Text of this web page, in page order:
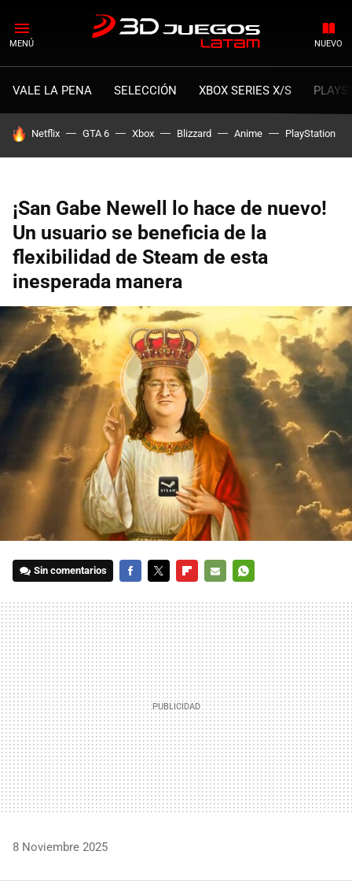
MENÚ NUEVO
VALE LA PENA SELECCIÓN XBOX SERIES X/S
HOY SE HABLA DE
Netflix GTA 6 Xbox Blizzard Anime PlayStation
¡San Gabe Newell lo hace de nuevo!
Un usuario se beneficia de la
flexibilidad de Steam de esta
inesperada manera
Sin comentarios
MAIL
8 Noviembre 2025